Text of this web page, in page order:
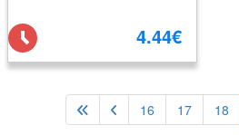
4.44€
16 17 18